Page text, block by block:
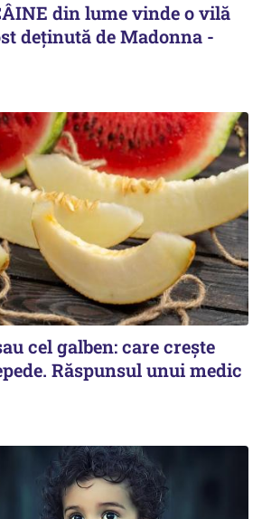
din lume vinde o vilă
deținută de Madonna -
cel galben: care crește
Răspunsul unui medic